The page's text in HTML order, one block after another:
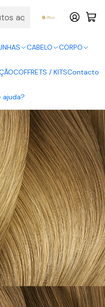
CABELO CORPO
COFFRETS / KITSContacto
ajuda?
Klarna.